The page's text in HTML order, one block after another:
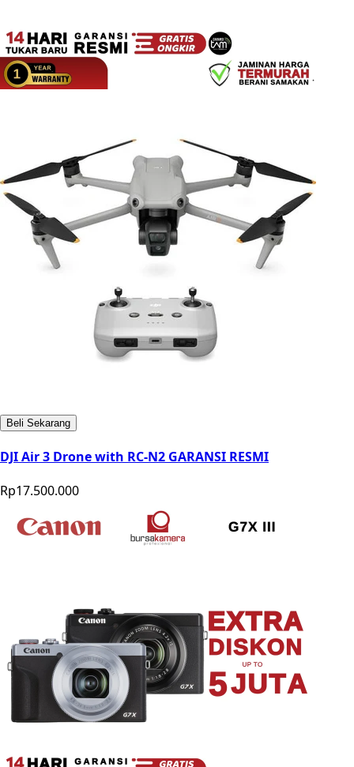
Beli Sekarang
DJI Air 3 Drone with RC-N2 GARANSI RESMI
Rp17.500.000